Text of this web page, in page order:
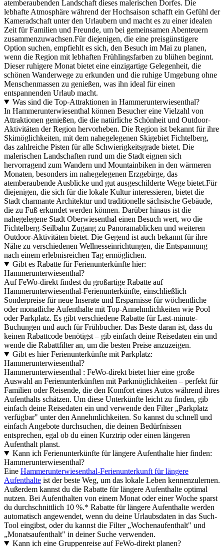
atemberaubenden Landschaft dieses malerischen Dorfes. Die
lebhafte Atmosphäre während der Hochsaison schafft ein Gefühl der
Kameradschaft unter den Urlaubern und macht es zu einer idealen
Zeit für Familien und Freunde, um bei gemeinsamen Abenteuern
zusammenzuwachsen.Für diejenigen, die eine preisgünstigere
Option suchen, empfiehlt es sich, den Besuch im Mai zu planen,
wenn die Region mit lebhaften Frühlingsfarben zu blühen beginnt.
Dieser ruhigere Monat bietet eine einzigartige Gelegenheit, die
schönen Wanderwege zu erkunden und die ruhige Umgebung ohne
Menschenmassen zu genießen, was ihn ideal für einen
entspannenden Urlaub macht.
Was sind die Top-Attraktionen in Hammerunterwiesenthal?
In Hammerunterwiesenthal können Besucher eine Vielzahl von
Attraktionen genießen, die die natürliche Schönheit und Outdoor-
Aktivitäten der Region hervorheben. Die Region ist bekannt für ihre
Skimöglichkeiten, mit dem nahegelegenen Skigebiet Fichtelberg,
das zahlreiche Pisten für alle Schwierigkeitsgrade bietet. Die
malerischen Landschaften rund um die Stadt eignen sich
hervorragend zum Wandern und Mountainbiken in den wärmeren
Monaten, besonders im nahegelegenen Erzgebirge, das
atemberaubende Ausblicke und gut ausgeschilderte Wege bietet.Für
diejenigen, die sich für die lokale Kultur interessieren, bietet die
Stadt charmante Architektur und traditionelle sächsische Gebäude,
die zu Fuß erkundet werden können. Darüber hinaus ist die
nahegelegene Stadt Oberwiesenthal einen Besuch wert, wo die
Fichtelberg-Seilbahn Zugang zu Panoramablicken und weiteren
Outdoor-Aktivitäten bietet. Die Gegend ist auch bekannt für ihre
Nähe zu verschiedenen Wellnesseinrichtungen, die Entspannung
nach einem erlebnisreichen Tag ermöglichen.
Gibt es Rabatte für Ferienunterkünfte hier:
Hammerunterwiesenthal?
Auf FeWo-direkt findest du großartige Rabatte auf
Hammerunterwiesenthal-Ferienunterkünfte, einschließlich
Sonderpreise für neue Inserate und Ersparnisse für wöchentliche
oder monatliche Aufenthalte mit Top-Annehmlichkeiten wie Pool
oder Parkplatz. Es gibt verschiedene Rabatte für Last-minute-
Buchungen und auch für Frühbucher. Das Beste daran ist, dass du
keinen Rabattcode benötigst – gib einfach deine Reisedaten ein und
wende die Rabattfilter an, um die besten Preise anzuzeigen.
Gibt es hier Ferienunterkünfte mit Parkplatz:
Hammerunterwiesenthal?
Hammerunterwiesenthal : FeWo-direkt bietet hier eine große
Auswahl an Ferienunterkünften mit Parkmöglichkeiten – perfekt für
Familien oder Reisende, die den Komfort eines Autos während ihres
Aufenthalts schätzen. Um diese Unterkünfte leicht zu finden, gib
einfach deine Reisedaten ein und verwende den Filter „Parkplatz
verfügbar" unter den Annehmlichkeiten. So kannst du schnell und
einfach Angebote durchsuchen, die deinen Bedürfnissen
entsprechen, egal ob du einen Kurztrip oder einen längeren
Aufenthalt planst.
Kann ich Ferienunterkünfte für längere Aufenthalte hier finden:
Hammerunterwiesenthal?
Eine Hammerunterwiesenthal-Ferienunterkunft für längere
Aufenthalte ist der beste Weg, um das lokale Leben kennenzulernen.
Außerdem kannst du die Rabatte für längere Aufenthalte optimal
nutzen. Bei Aufenthalten von einem Monat oder einer Woche sparst
du durchschnittlich 10 %.* Rabatte für längere Aufenthalte werden
automatisch angewendet, wenn du deine Urlaubsdaten in das Such-
Tool eingibst, oder du kannst die Filter „Wochenaufenthalt" und
„Monatsaufenthalt" in deiner Suche verwenden.
Kann ich eine Gruppenreise auf FeWo-direkt planen?